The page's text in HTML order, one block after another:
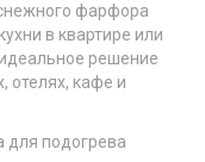
фарфора
в квартире или
решение
отелях, кафе и
для подогрева